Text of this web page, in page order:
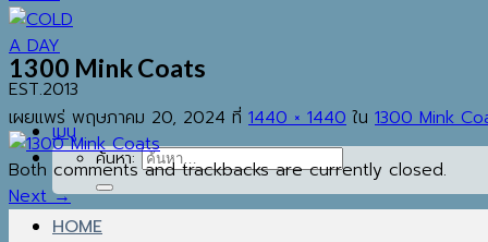
EST.2013
เมนู
ค้นหา:
HOME
1300 Mink Coats
เผยแพร่ พฤษภาคม 20, 2024 ที่ 1440 × 1440 ใน 1300 Mink
Both comments and trackbacks are currently closed.
Next→